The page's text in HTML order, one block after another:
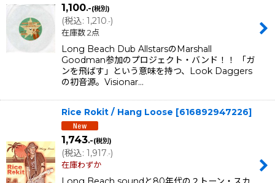
1,100.-(税別)
(税込: 1,210.-)
在庫数 2点
Long Beach Dub AllstarsのMarshall
Goodman参加のプロジェクト・バンド！！ 「ガ
ンを飛ばす」という意味を持つ、Look Daggers
の初音源。Visionar…
Rice Rokit / Hang Loose [616892947226]
1,743.-(税別)
(税込: 1,917.-)
在庫わずか